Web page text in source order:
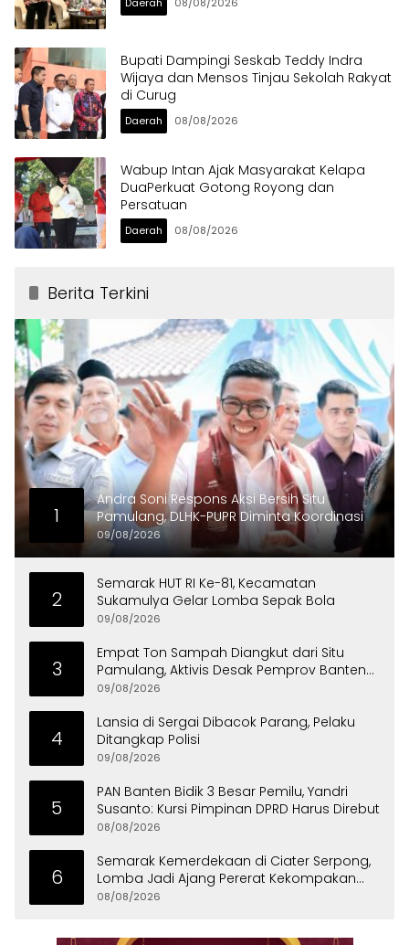
Bupati Dampingi Seskab Teddy Indra
Wijaya dan Mensos Tinjau Sekolah Rakyat
di Curug
Daerah 08/08/2026
Wabup Intan Ajak Masyarakat Kelapa
DuaPerkuat Gotong Royong dan
Persatuan
Daerah 08/08/2026
Berita Terkini
1
Andra Soni Respons Aksi Bersih Situ
Pamulang, DLHK-PUPR Diminta Koordinasi
09/08/2026
2
Semarak HUT RI Ke-81, Kecamatan
Sukamulya Gelar Lomba Sepak Bola
09/08/2026
3
Empat Ton Sampah Diangkut dari Situ
Pamulang, Aktivis Desak Pemprov Banten
Peduli Lingkungan
09/08/2026
4
Lansia di Sergai Dibacok Parang, Pelaku
Ditangkap Polisi
09/08/2026
5
PAN Banten Bidik 3 Besar Pemilu, Yandri
Susanto: Kursi Pimpinan DPRD Harus Direbut
08/08/2026
6
Semarak Kemerdekaan di Ciater Serpong,
Lomba Jadi Ajang Pererat Kekompakan
Warga
08/08/2026